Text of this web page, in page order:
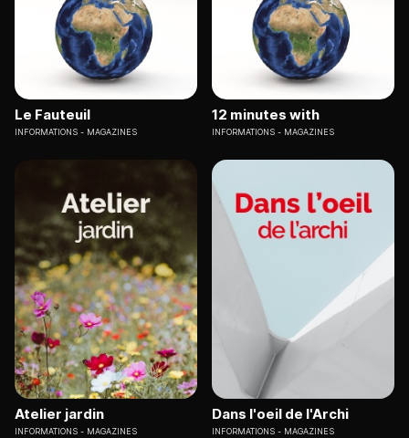
Le Fauteuil
INFORMATIONS MAGAZINES
12 minutes with
INFORMATIONS MAGAZINES
Atelier jardin
INFORMATIONS MAGAZINES
Dans l'oeil de l'Archi
INFORMATIONS MAGAZINES